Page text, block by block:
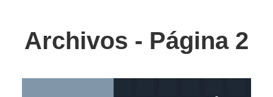
Archivos - Página 2